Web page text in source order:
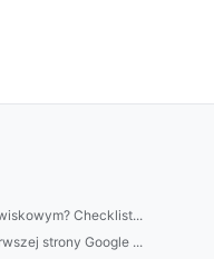
Checklist...
strony Google ...